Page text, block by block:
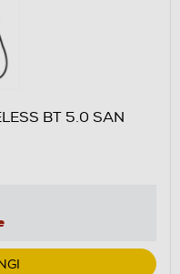
BT 5.0 SAN